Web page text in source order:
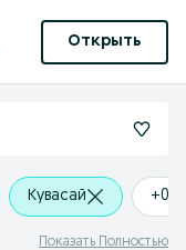
Открыть
Кувасай +0
Показать Полностью